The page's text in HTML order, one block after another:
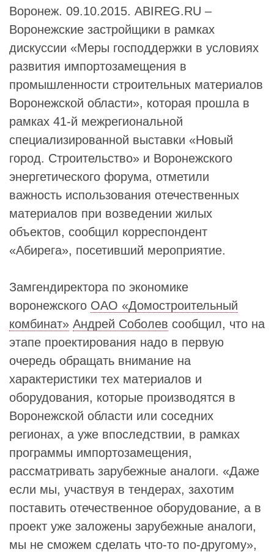
Воронеж. 09.10.2015. ABIREG.RU –
Воронежские застройщики в рамках
дискуссии «Меры господдержки в условиях
развития импортозамещения в
промышленности строительных материалов
Воронежской области», которая прошла в
рамках 41-й межрегиональной
специализированной выставки «Новый
город. Строительство» и Воронежского
энергетического форума, отметили
важность использования отечественных
материалов при возведении жилых
объектов, сообщил корреспондент
«Абирега», посетивший мероприятие.
Замгендиректора по экономике
воронежского ОАО «Домостроительный
комбинат» Андрей Соболев сообщил, что на
этапе проектирования надо в первую
очередь обращать внимание на
характеристики тех материалов и
оборудования, которые производятся в
Воронежской области или соседних
регионах, а уже впоследствии, в рамках
программы импортозамещения,
рассматривать зарубежные аналоги. «Даже
если мы, участвуя в тендерах, захотим
поставить отечественное оборудование, а в
проект уже заложены зарубежные аналоги,
мы не сможем сделать что-то по-другому»,